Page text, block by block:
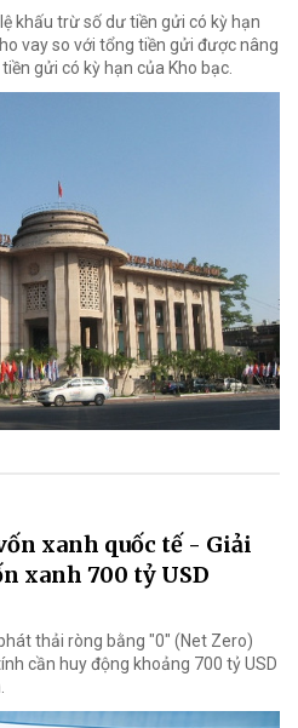
khấu trừ số dư tiền gửi có kỳ hạn
vay so với tổng tiền gửi được nâng
gửi có kỳ hạn của Kho bạc.
xanh quốc tế - Giải
xanh 700 tỷ USD
thải ròng bằng "0" (Net Zero)
cần huy động khoảng 700 tỷ USD